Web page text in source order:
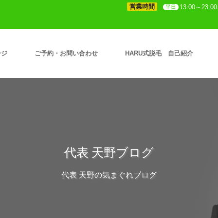
営業時間 平日 13:00～23:00
ご予約・お問い合わせ HARU式脱毛 自己紹介
代表 天野ブログ
代表 天野の気まぐれブログ